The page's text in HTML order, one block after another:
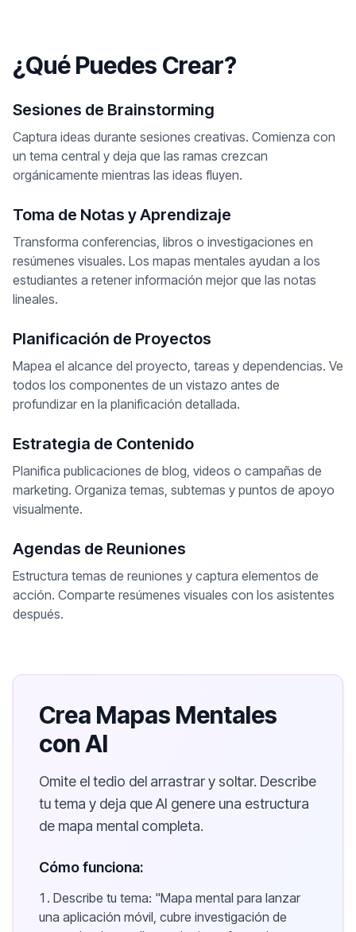
¿Qué Puedes Crear?
Sesiones de Brainstorming
Captura ideas durante sesiones creativas. Comienza con
un tema central y deja que las ramas crezcan
orgánicamente mientras las ideas fluyen.
Toma de Notas y Aprendizaje
Transforma conferencias, libros o investigaciones en
resúmenes visuales. Los mapas mentales ayudan a los
estudiantes a retener información mejor que las notas
lineales.
Planificación de Proyectos
Mapea el alcance del proyecto, tareas y dependencias. Ve
todos los componentes de un vistazo antes de
profundizar en la planificación detallada.
Estrategia de Contenido
Planifica publicaciones de blog, videos o campañas de
marketing. Organiza temas, subtemas y puntos de apoyo
visualmente.
Agendas de Reuniones
Estructura temas de reuniones y captura elementos de
acción. Comparte resúmenes visuales con los asistentes
después.
Crea Mapas Mentales
con AI
Omite el tedio del arrastrar y soltar. Describe
tu tema y deja que AI genere una estructura
de mapa mental completa.
Cómo funciona:
Describe tu tema: "Mapa mental para lanzar
una aplicación móvil, cubre investigación de